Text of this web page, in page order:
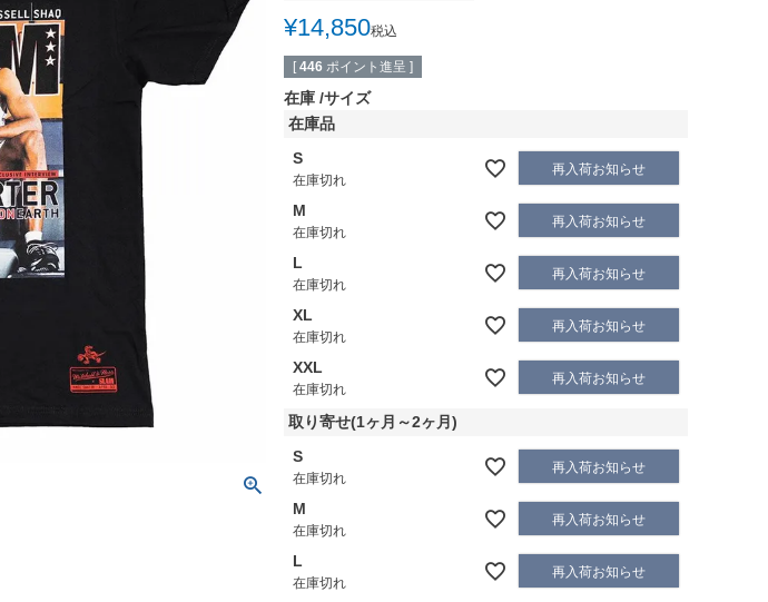
¥14,850税込
[ 446 ポイント進呈 ]
在庫 サイズ
在庫品
S
在庫切れ
再入荷お知らせ
M
在庫切れ
再入荷お知らせ
L
在庫切れ
再入荷お知らせ
XL
在庫切れ
再入荷お知らせ
XXL
在庫切れ
再入荷お知らせ
取り寄せ(1ヶ月～2ヶ月)
S
在庫切れ
再入荷お知らせ
M
在庫切れ
再入荷お知らせ
L
在庫切れ
再入荷お知らせ